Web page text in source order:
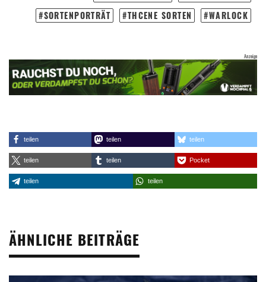
SORTENPORTRÄT
THCENE SORTEN WARLOCK
teilen teilen teilen
teilen teilen Pocket
teilen teilen
ÄHNLICHE BEITRÄGE